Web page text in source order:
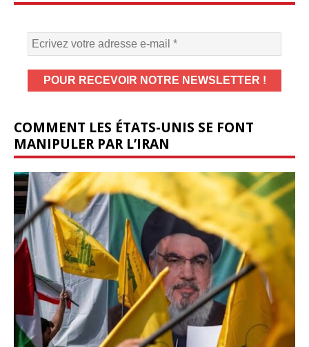
COMMENT LES ÉTATS-UNIS SE FONT
MANIPULER PAR L’IRAN